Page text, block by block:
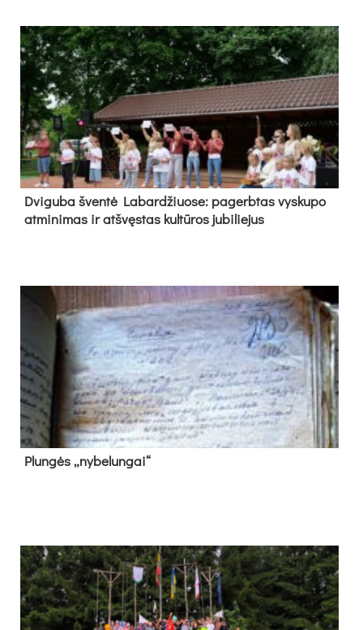
Dvi­gu­ba šven­tė La­bar­džiuo­se: pa­gerb­tas vys­ku­po
at­mi­ni­mas ir at­švęs­tas kul­tū­ros ju­bi­lie­jus
Plun­gės „ny­be­lun­gai“